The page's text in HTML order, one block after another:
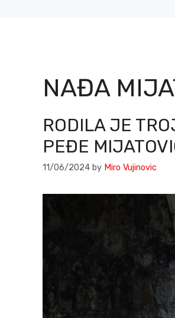
NAĐA
RODILA JE
PEĐE
11/06/2024 by Miro Vujinovic